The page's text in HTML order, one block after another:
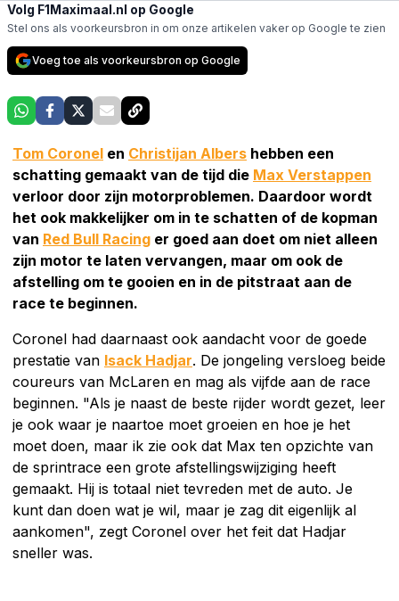
Volg F1Maximaal.nl op Google
Stel ons als voorkeursbron in om onze artikelen vaker op Google te zien
Voeg toe als voorkeursbron op Google
Tom Coronel en Christijan Albers hebben een
schatting gemaakt van de tijd die Max Verstappen
verloor door zijn motorproblemen. Daardoor wordt
het ook makkelijker om in te schatten of de kopman
van Red Bull Racing er goed aan doet om niet alleen
zijn motor te laten vervangen, maar om ook de
afstelling om te gooien en in de pitstraat aan de
race te beginnen.
Coronel had daarnaast ook aandacht voor de goede
prestatie van Isack Hadjar. De jongeling versloeg beide
coureurs van McLaren en mag als vijfde aan de race
beginnen. "Als je naast de beste rijder wordt gezet, leer
je ook waar je naartoe moet groeien en hoe je het
moet doen, maar ik zie ook dat Max ten opzichte van
de sprintrace een grote afstellingswijziging heeft
gemaakt. Hij is totaal niet tevreden met de auto. Je
kunt dan doen wat je wil, maar je zag dit eigenlijk al
aankomen", zegt Coronel over het feit dat Hadjar
sneller was.